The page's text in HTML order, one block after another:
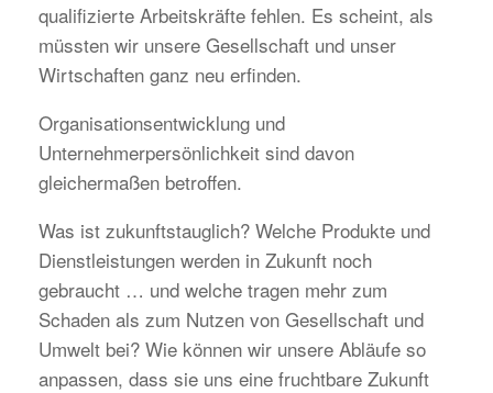
qualifizierte Arbeitskräfte fehlen. Es scheint, als
müssten wir unsere Gesellschaft und unser
Wirtschaften ganz neu erfinden.
Organisationsentwicklung und
Unternehmerpersönlichkeit sind davon
gleichermaßen betroffen.
Was ist zukunftstauglich? Welche Produkte und
Dienstleistungen werden in Zukunft noch
gebraucht … und welche tragen mehr zum
Schaden als zum Nutzen von Gesellschaft und
Umwelt bei? Wie können wir unsere Abläufe so
anpassen, dass sie uns eine fruchtbare Zukunft